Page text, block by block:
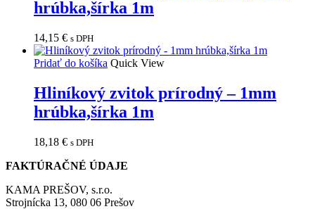
hrúbka,šírka 1m
14,15 € s DPH
Pridať do košíka Quick View
Hliníkový zvitok prírodný – 1mm
hrúbka,šírka 1m
18,18 € s DPH
FAKTÚRAČNÉ ÚDAJE
KAMA PREŠOV, s.r.o.
Strojnícka 13, 080 06 Prešov